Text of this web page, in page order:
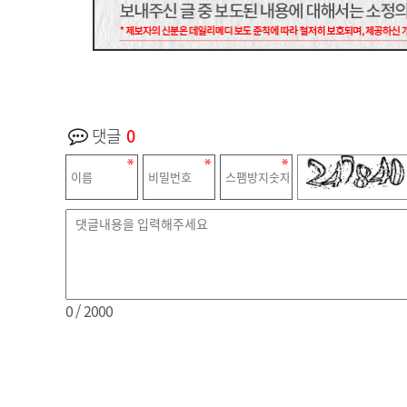
댓글 0
0/ 2000